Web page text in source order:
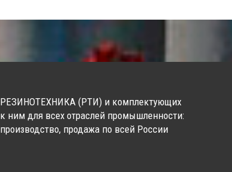
РЕЗИНОТЕХНИКА (РТИ) и комплектующих
к ним для всех отраслей промышленности:
производство, продажа по всей России